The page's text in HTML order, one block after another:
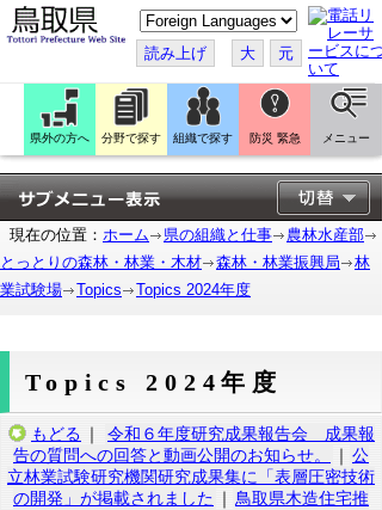
こ
の
ペ
ー
ジ
翻
訳
す
る
読み上げ 大 元
県外の方へ 分野で探す 組織で探す 防災 緊急 メニュー
現在の位置： ホーム 県の組織と仕事
農林水産部
とっとりの森林・林業・木材
森林・林業振興局
林
業試験場
Topics Topics 2024年度
Topics 2024年度
もどる ｜
令和６年度研究成果報告会 成果報
告の質問への回答と動画公開のお知らせ。
｜ 公
立林業試験研究機関研究成果集に「表層圧密技術
の開発」が掲載されました ｜ 鳥取県木造住宅推